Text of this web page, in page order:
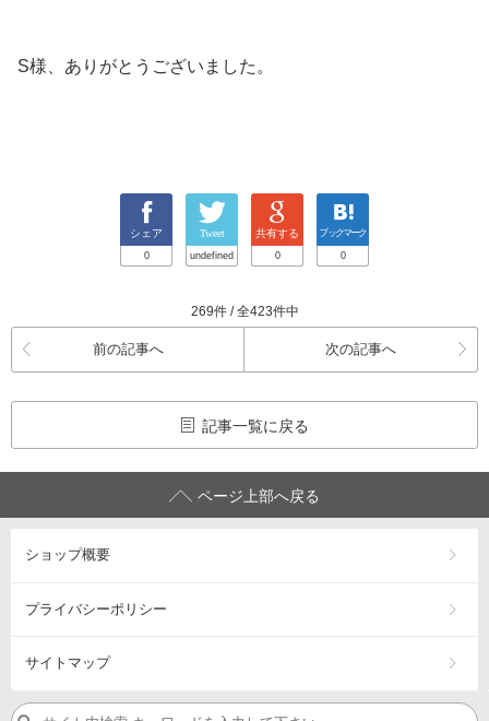
S様、ありがとうございました。
シェア
0
Tweet
undefined
共有する
0
ブックマーク
0
269件 / 全423件中
前の記事へ 次の記事へ
記事一覧に戻る
ページ上部へ戻る
ショップ概要
プライバシーポリシー
サイトマップ